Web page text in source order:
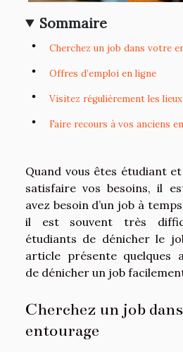
Sommaire
Cherchez un job dans votre
Offres d’emploi en ligne
Visitez régulièrement les
Faire recours à vos anciens
Quand vous êtes étudiant
satisfaire vos besoins, il
avez besoin d’un job à
il est souvent très
étudiants de dénicher le
article présente quelques
de dénicher un job
Cherchez un job
entourage